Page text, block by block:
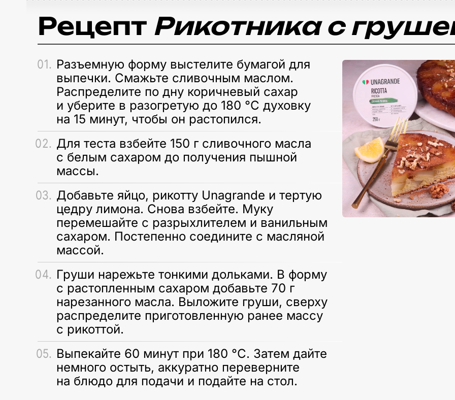
Рецепт Рикотника с
Разъемную форму выстелите бумагой для
выпечки. Смажьте сливочным маслом.
Распределите по дну коричневый сахар
и уберите в разогретую до 180 °С духовку
на 15 минут, чтобы он растопился.
Для теста взбейте 150 г сливочного масла
с белым сахаром до получения пышной
массы.
Добавьте яйцо, рикотту Unagrande и тертую
цедру лимона. Снова взбейте. Муку
перемешайте с разрыхлителем и ванильным
сахаром. Постепенно соедините с масляной
массой.
Груши нарежьте тонкими дольками. В форму
с растопленным сахаром добавьте 70 г
нарезанного масла. Выложите груши, сверху
распределите приготовленную ранее массу
с рикоттой.
Выпекайте 60 минут при 180 °С. Затем дайте
немного остыть, аккуратно переверните
на блюдо для подачи и подайте на стол.